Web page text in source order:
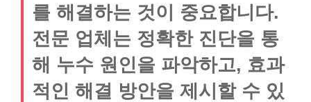
를 해결하는 것이 중요합니다.
전문 업체는 정확한 진단을 통
해 누수 원인을 파악하고, 효과
적인 해결 방안을 제시할 수 있